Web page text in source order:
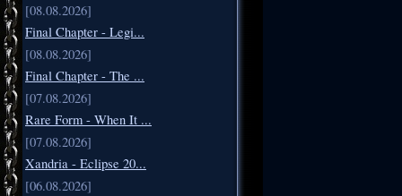
[08.08.2026]
Final Chapter - Legi...
[08.08.2026]
Final Chapter - The ...
[07.08.2026]
Rare Form - When It ...
[07.08.2026]
Xandria - Eclipse 20...
[06.08.2026]